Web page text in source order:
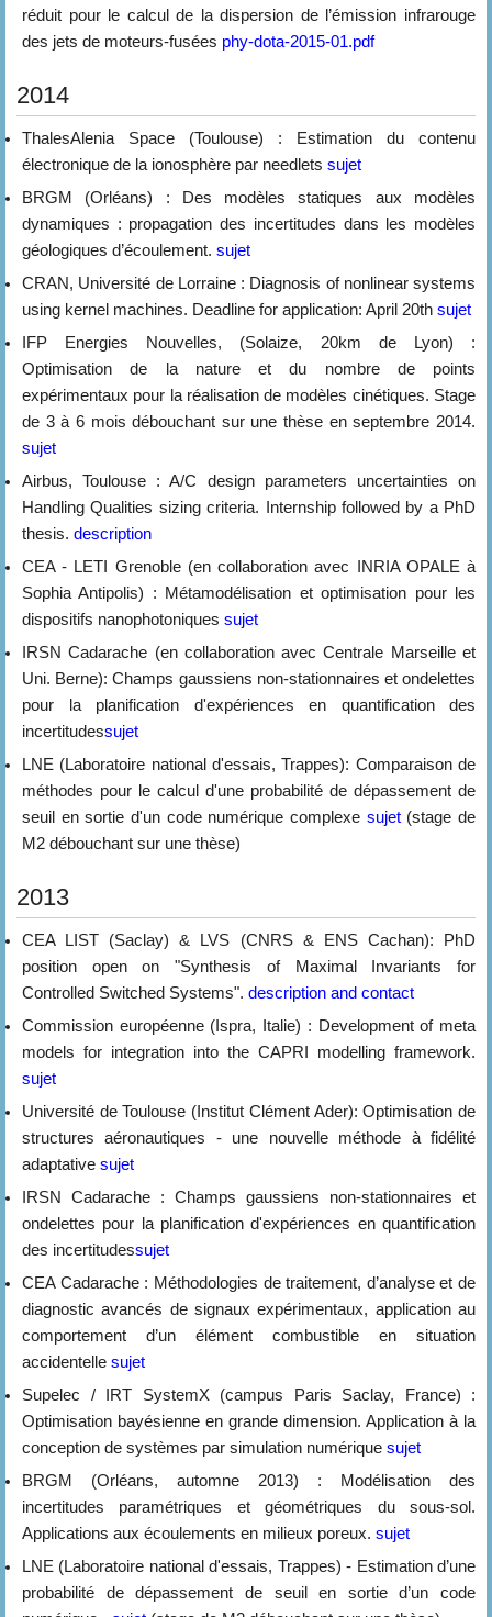
réduit pour le calcul de la dispersion de l’émission infrarouge
des jets de moteurs-fusées phy-dota-2015-01.pdf
2014
ThalesAlenia Space (Toulouse) : Estimation du contenu
électronique de la ionosphère par needlets sujet
BRGM (Orléans) : Des modèles statiques aux modèles
dynamiques : propagation des incertitudes dans les modèles
géologiques d’écoulement. sujet
CRAN, Université de Lorraine : Diagnosis of nonlinear systems
using kernel machines. Deadline for application: April 20th sujet
IFP Energies Nouvelles, (Solaize, 20km de Lyon) :
Optimisation de la nature et du nombre de points
expérimentaux pour la réalisation de modèles cinétiques. Stage
de 3 à 6 mois débouchant sur une thèse en septembre 2014.
sujet
Airbus, Toulouse : A/C design parameters uncertainties on
Handling Qualities sizing criteria. Internship followed by a PhD
thesis. description
CEA - LETI Grenoble (en collaboration avec INRIA OPALE à
Sophia Antipolis) : Métamodélisation et optimisation pour les
dispositifs nanophotoniques sujet
IRSN Cadarache (en collaboration avec Centrale Marseille et
Uni. Berne): Champs gaussiens non-stationnaires et ondelettes
pour la planification d'expériences en quantification des
incertitudessujet
LNE (Laboratoire national d'essais, Trappes): Comparaison de
méthodes pour le calcul d'une probabilité de dépassement de
seuil en sortie d'un code numérique complexe sujet(stage de
M2 débouchant sur une thèse)
2013
CEA LIST (Saclay) & LVS (CNRS & ENS Cachan): PhD
position open on "Synthesis of Maximal Invariants for
Controlled Switched Systems". description and contact
Commission européenne (Ispra, Italie) : Development of meta
models for integration into the CAPRI modelling framework.
sujet
Université de Toulouse (Institut Clément Ader): Optimisation de
structures aéronautiques - une nouvelle méthode à fidélité
adaptative sujet
IRSN Cadarache : Champs gaussiens non-stationnaires et
ondelettes pour la planification d'expériences en quantification
des incertitudessujet
CEA Cadarache : Méthodologies de traitement, d’analyse et de
diagnostic avancés de signaux expérimentaux, application au
comportement d’un élément combustible en situation
accidentelle sujet
Supelec / IRT SystemX (campus Paris Saclay, France) :
Optimisation bayésienne en grande dimension. Application à la
conception de systèmes par simulation numérique sujet
BRGM (Orléans, automne 2013) : Modélisation des
incertitudes paramétriques et géométriques du sous-sol.
Applications aux écoulements en milieux poreux. sujet
LNE (Laboratoire national d'essais, Trappes) - Estimation d’une
probabilité de dépassement de seuil en sortie d’un code